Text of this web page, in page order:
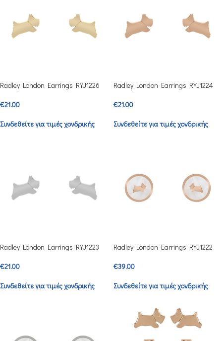
Radley London Earrings RYJ1226
€21.00
Συνδεθείτε για τιμές χονδρικής
Radley London Earrings RYJ1224
€21.00
Συνδεθείτε για τιμές χονδρικής
Radley London Earrings RYJ1223
€21.00
Συνδεθείτε για τιμές χονδρικής
Radley London Earrings RYJ1222
€39.00
Συνδεθείτε για τιμές χονδρικής